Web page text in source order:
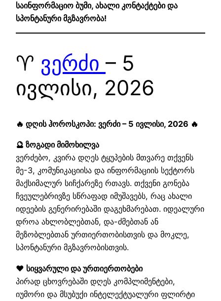
საინფორმაციო ბუმი, ახალი კონტაქტები და
სპონტანური მგზავრობა!
♈ ვერძი – 5
ივლისი, 2026
🔥 დღის ჰოროსკოპი: ვერძი – 5 ივლისი, 2026 🔥
🔮 ზოგადი მიმოხილვა
ვერძებო, კვირა დღეს ტყუპების მთვარე თქვენს
მე-3, კომუნიკაციისა და ინფორმაციის სექტორს
მაქსიმალურ სიჩქარეზე რთავს. თქვენი გონება
ჩვეულებრივზე სწრაფად იმუშავებს, რაც ახალი
იდეების გენერირებაში დაგეხმარებათ. იდეალური
დროა ახლობლებთან, და-ძმებთან ან
მეზობლებთან ურთიერთობისთვის და მოკლე,
სპონტანური მგზავრობისთვის.
❤️ სიყვარული და ურთიერთობები
პირად ცხოვრებაში დღეს კომპლიმენტები,
იუმორი და მსუბუქი ინტელექტუალური ფლირტი